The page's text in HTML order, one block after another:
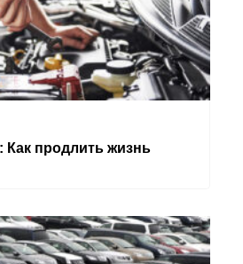
Как продлить жизнь